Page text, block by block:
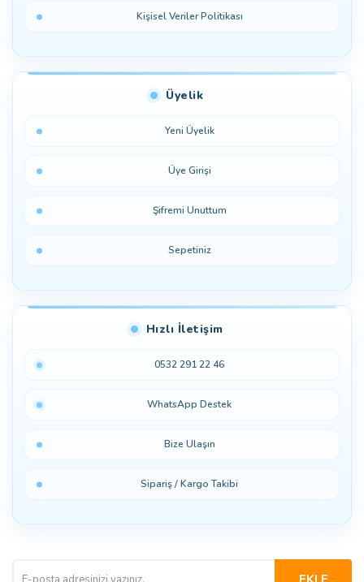
Kişisel Veriler Politikası
Üyelik
Yeni Üyelik
Üye Girişi
Şifremi Unuttum
Sepetiniz
Hızlı İletişim
0532 291 22 46
WhatsApp Destek
Bize Ulaşın
Sipariş / Kargo Takibi